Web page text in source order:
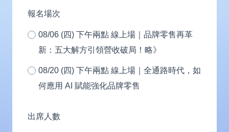
份
證
(個
地？
了
SHOPLINE
務？
報名場次
08/06 (四) 下午兩點 線上場｜品牌零售再革
新：五大解方引領營收破局！略》
08/20 (四) 下午兩點 線上場｜全通路時代，如
何應用 AI 賦能強化品牌零售
出席人數